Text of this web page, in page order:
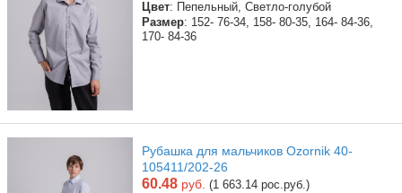
Цвет: Пепельный, Светло-голубой
Размер: 152- 76-34, 158- 80-35, 164- 84-36,
170- 84-36
Рубашка для мальчиков Ozornik 40-
105411/202-26
60.48 руб. (1 663.14 рос.руб.)